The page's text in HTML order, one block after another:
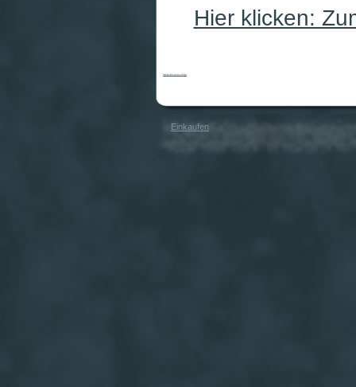
Hier klicken:
Einkaufen